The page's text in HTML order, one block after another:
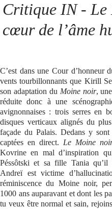
Se connecter
Critique IN -
cœur de l’âme
C’est dans une Cour d’honneur
vents tourbillonnants que Kirill
son adaptation du Moine noir,
réduite donc à une
avignonnaises : trois serres en
disques verticaux alignés du
façade du Palais. Dedans y sont
captées en direct. Le Moine
Kovrine en mal d’inspiration
Péssôtski et sa fille Tania qu’il
Andreï est victime
réminiscence du Moine noir,
1000 ans auparavant et dont les
tu veux être normal et sain,